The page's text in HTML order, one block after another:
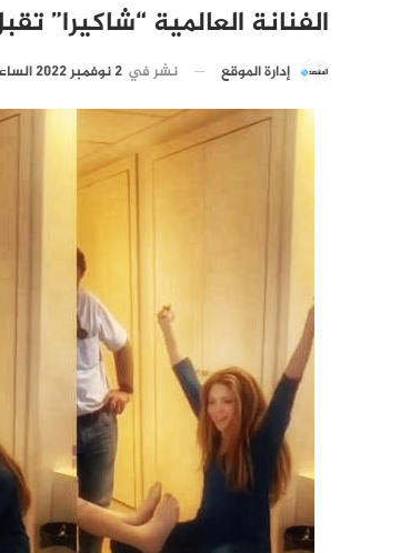
الفنانة العالمية
إدارة الموقع نشر في 2 نوفمبر 2022 الساعة 20 و 04 دقيقة